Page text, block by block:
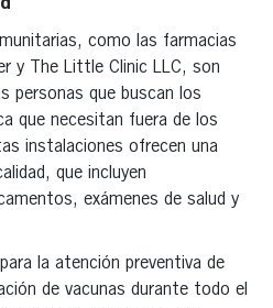
como las farmacias
y The Little Clinic LLC, son
personas que buscan los
que necesitan fuera de los
instalaciones ofrecen una
que incluyen
exámenes de salud y
la atención preventiva de
de vacunas durante todo el